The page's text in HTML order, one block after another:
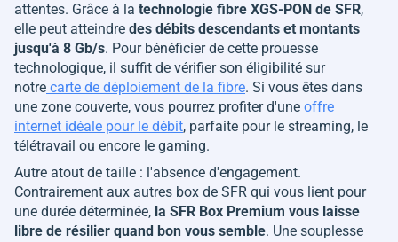
attentes. Grâce à la technologie fibre XGS-PON de SFR,
elle peut atteindre des débits descendants et montants
jusqu'à 8 Gb/s. Pour bénéficier de cette prouesse
technologique, il suffit de vérifier son éligibilité sur
notre carte de déploiement de la fibre. Si vous êtes dans
une zone couverte, vous pourrez profiter d'une offre
internet idéale pour le débit, parfaite pour le streaming, le
télétravail ou encore le gaming.
Autre atout de taille : l'absence d'engagement.
Contrairement aux autres box de SFR qui vous lient pour
une durée déterminée, la SFR Box Premium vous laisse
libre de résilier quand bon vous semble. Une souplesse